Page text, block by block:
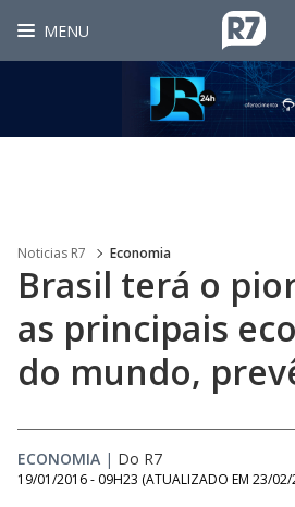
MENU
Noticias R7 Economia
Brasil terá o
as principais
do mundo,
ECONOMIA | Do R7
19/01/2016 - 09H23 (ATUALIZADO EM 23/02/